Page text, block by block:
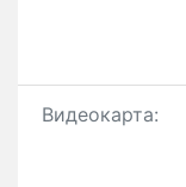
Видеокарта: